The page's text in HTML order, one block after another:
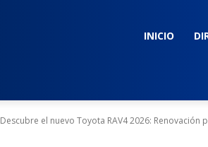
INICIO
Descubre el nuevo Toyota RAV4 2026: